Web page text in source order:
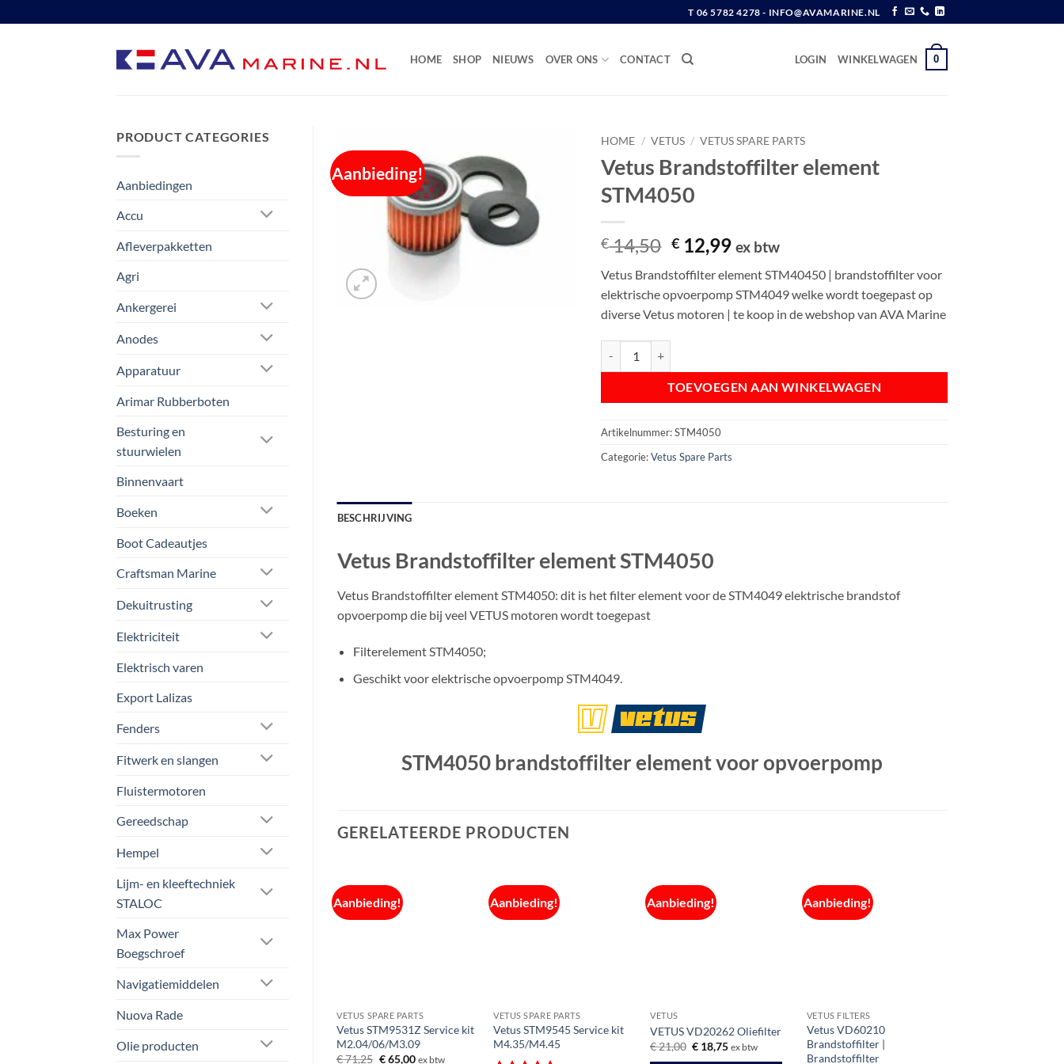
naar
T 06 5782 4278 - INFO@AVAMARINE.NL
HOME SHOP NIEUWS OVER ONS CONTACT LOGIN WINKELWAGEN 0
PRODUCT CATEGORIES
Aanbiedingen
Accu
Afleverpakketten
Agri
Ankergerei
Anodes
Apparatuur
Arimar Rubberboten
Besturing en
stuurwielen
Binnenvaart
Boeken
Boot Cadeautjes
Craftsman Marine
Dekuitrusting
Elektriciteit
Elektrisch varen
Export Lalizas
Fenders
Fitwerk en slangen
Fluistermotoren
Gereedschap
Hempel
Lijm- en kleeftechniek
STALOC
Max Power
Boegschroef
Navigatiemiddelen
Nuova Rade
Olie producten
Aanbieding!
HOME / VETUS / VETUS SPARE PARTS
Vetus Brandstoffilter element
STM4050
€14,50 Oorspronkelijke
prijs
was:
€ 14,50.
€12,99Huidige
is:
€ 12,99.
ex btw
Vetus Brandstoffilter element STM40450 | brandstoffilter voor
elektrische opvoerpomp STM4049 welke wordt toegepast op
diverse Vetus motoren | te koop in de webshop van AVA Marine
TOEVOEGEN AAN WINKELWAGEN
Artikelnummer:STM4050
Categorie:Vetus Spare Parts
BESCHRIJVING
Vetus Brandstoffilter element STM4050
Vetus Brandstoffilter element STM4050: dit is het filter element voor de STM4049 elektrische brandstof
opvoerpomp die bij veel VETUS motoren wordt toegepast
Filterelement STM4050;
Geschikt voor elektrische opvoerpomp STM4049.
STM4050 brandstoffilter element voor opvoerpomp
GERELATEERDE PRODUCTEN
Aanbieding!
VETUS SPARE PARTS
Vetus STM9531Z Service kit
M2.04/06/M3.09
€71,25 Oorspronkelijke
€65,00Huidige
ex btw
Aanbieding!
VETUS SPARE PARTS
Vetus STM9545 Service kit
M4.35/M4.45
Aanbieding!
VETUS
VETUS VD20262 Oliefilter
€21,00 Oorspronkelijke
prijs
€ 18,75Huidige
ex btw
Aanbieding!
VETUS FILTERS
Vetus VD60210
Brandstoffilter |
Brandstoffilter
VETUS SPARE PARTS
M4.14